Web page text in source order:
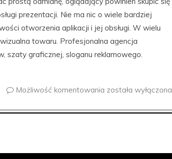
prezentacji. Nie ma nic o wiele bardziej
otworzenia aplikacji i jej obsługi. W wielu
towaru. Profesjonalna agencja
szaty graficznej, sloganu reklamowego.
Możliwość komentowania została wyłączona